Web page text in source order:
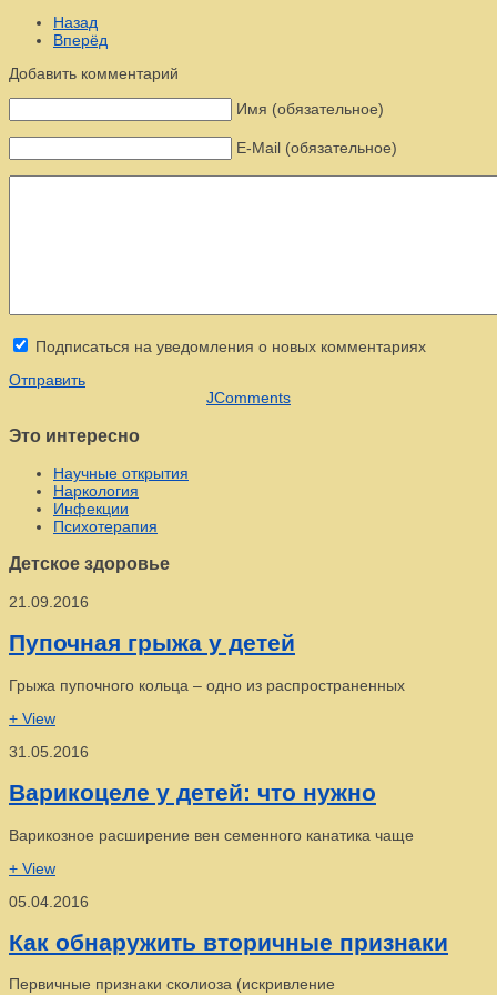
Назад
Вперёд
Добавить комментарий
Имя (обязательное)
E-Mail (обязательное)
Подписаться на уведомления о новых комментариях
Отправить
JComments
Это интересно
Научные открытия
Наркология
Инфекции
Психотерапия
Детское здоровье
21.09.2016
Пупочная грыжа у детей
Грыжа пупочного кольца – одно из распространенных
+ View
31.05.2016
Варикоцеле у детей: что нужно
Варикозное расширение вен семенного канатика чаще
+ View
05.04.2016
Как обнаружить вторичные признаки
Первичные признаки сколиоза (искривление